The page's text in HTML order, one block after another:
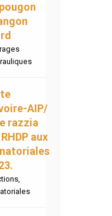
AIP/
razzia
aux
,